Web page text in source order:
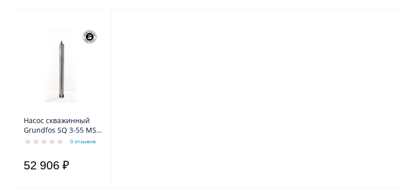
Насос скважинный
Grundfos SQ 3-55 MS3
0,7-1,05kW 1x200-240V
0 отзывов
52 906 ₽